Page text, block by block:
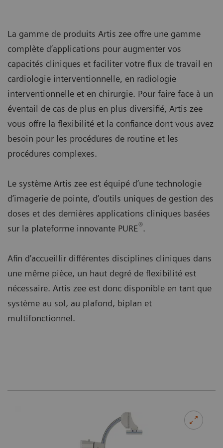
La gamme de produits Artis zee offre une gamme
complète d’applications pour augmenter vos
capacités cliniques et faciliter votre flux de travail en
cardiologie interventionnelle, en radiologie
interventionnelle et en chirurgie. Pour faire face à un
éventail de cas de plus en plus diversifié, Artis zee
vous offre la flexibilité et la confiance dont vous avez
besoin pour les procédures de routine et les
procédures complexes.
Le système Artis zee est équipé d’une technologie
d’imagerie de pointe, d’outils uniques de gestion des
doses et des dernières applications cliniques basées
sur la plateforme innovante PURE®.
Afin d’accueillir différentes disciplines cliniques dans
une même pièce, un haut degré de flexibilité est
nécessaire. Artis zee est donc disponible en tant que
système au sol, au plafond, biplan et
multifonctionnel.